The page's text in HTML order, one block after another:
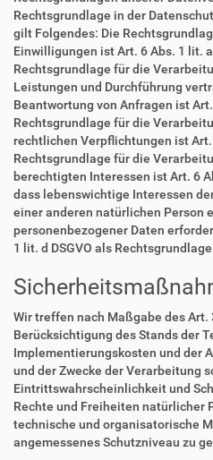
Rechtsgrundlage in der
gilt Folgendes: Die
Einwilligungen ist Art. 6 Abs. 1 lit. a
Rechtsgrundlage für die
Leistungen und Durchführung
Beantwortung von Anfragen ist Art.
Rechtsgrundlage für die
rechtlichen Verpflichtungen ist Art.
Rechtsgrundlage für die
berechtigten Interessen ist Art. 6
dass lebenswichtige Interessen
einer anderen natürlichen Person
personenbezogener Daten
1 lit. d DSGVO als
Wir treffen nach Maßgabe des Art.
Berücksichtigung des Stands der
Implementierungskosten und der
und der Zwecke der Verarbeitung
Eintrittswahrscheinlichkeit und
Rechte und Freiheiten natürlicher
technische und organisatorische
angemessenes Schutzniveau zu